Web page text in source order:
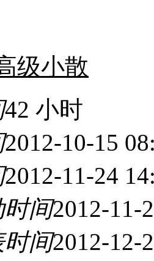
级小散
42 小时
2012-10-15
2012-11-24
时间2012-11-
时间2012-12-